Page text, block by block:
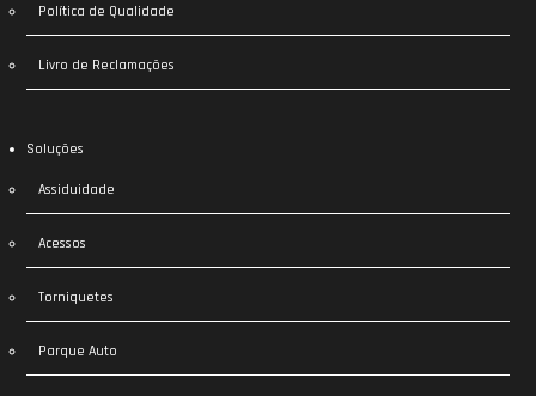
Política de Qualidade
Livro de Reclamações
Soluções
Assiduidade
Acessos
Torniquetes
Parque Auto